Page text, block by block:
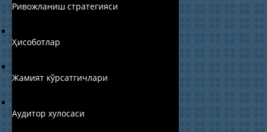
Ривожланиш стратегияси
Ҳисоботлар
Жамият кўрсатгичлари
Аудитор хулосаси